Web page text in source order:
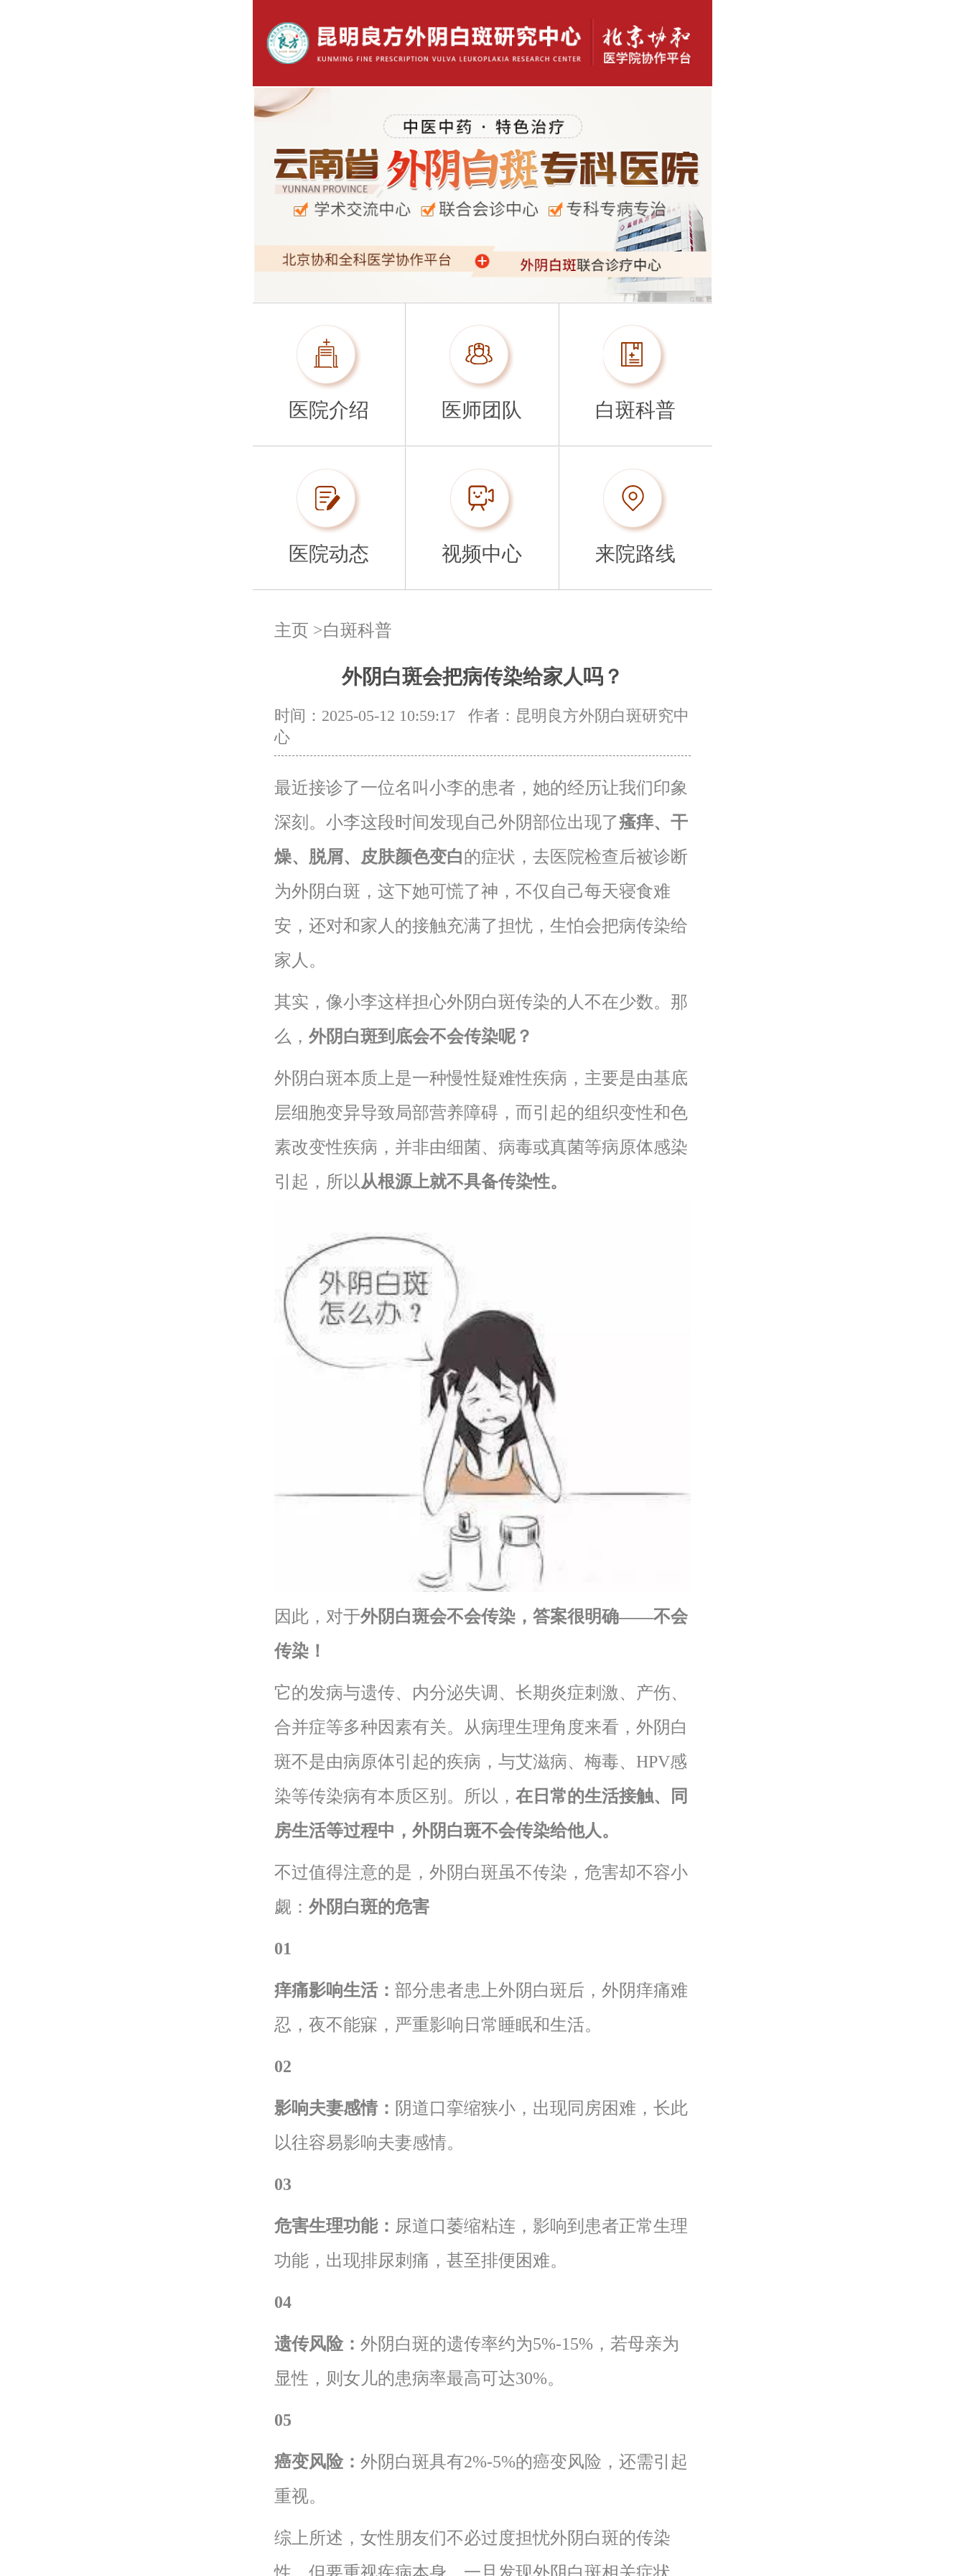
医院介绍 医师团队 白斑科普
医院动态 视频中心 来院路线
主页 >白斑科普
外阴白斑会把病传染给家人吗？
时间：2025-05-12 10:59:17
作者：昆明良方外阴白斑研究中
心
最近接诊了一位名叫小李的患者，她的经历让我们印象
深刻。小李这段时间发现自己外阴部位出现了瘙痒、干
燥、脱屑、皮肤颜色变白的症状，去医院检查后被诊断
为外阴白斑，这下她可慌了神，不仅自己每天寝食难
安，还对和家人的接触充满了担忧，生怕会把病传染给
家人。
其实，像小李这样担心外阴白斑传染的人不在少数。那
么， 外阴白斑到底会不会传染呢？
外阴白斑本质上是一种慢性疑难性疾病，主要是由基底
层细胞变异导致局部营养障碍，而引起的组织变性和色
素改变性疾病，并非由细菌、病毒或真菌等病原体感染
引起，所以从根源上就不具备传染性。
因此，对于外阴白斑会不会传染，答案很明确——不会
传染 ！
它的发病与遗传、内分泌失调、长期炎症刺激、产伤、
合并症等多种因素有关。从病理生理角度来看，外阴白
斑不是由病原体引起的疾病，与艾滋病、梅毒、HPV感
染等传染病有本质区别。所以， 在日常的生活接触、同
房生活等过程中，外阴白斑不会传染给他人。
不过值得注意的是，外阴白斑虽不传染，危害却不容小
觑： 外阴白斑的危害
01
痒痛影响生活： 部分患者患上外阴白斑后，外阴痒痛难
忍，夜不能寐，严重影响日常睡眠和生活。
02
影响夫妻感情： 阴道口挛缩狭小，出现同房困难，长此
以往容易影响夫妻感情。
03
危害生理功能： 尿道口萎缩粘连，影响到患者正常生理
功能，出现排尿刺痛，甚至排便困难。
04
遗传风险： 外阴白斑的遗传率约为5%-15%，若母亲为
显性，则女儿的患病率最高可达30%。
05
癌变风险： 外阴白斑具有2%-5%的癌变风险，还需引起
重视。
综上所述，女性朋友们不必过度担忧外阴白斑的传染
性，但要重视疾病本身，一旦发现外阴白斑相关症状，